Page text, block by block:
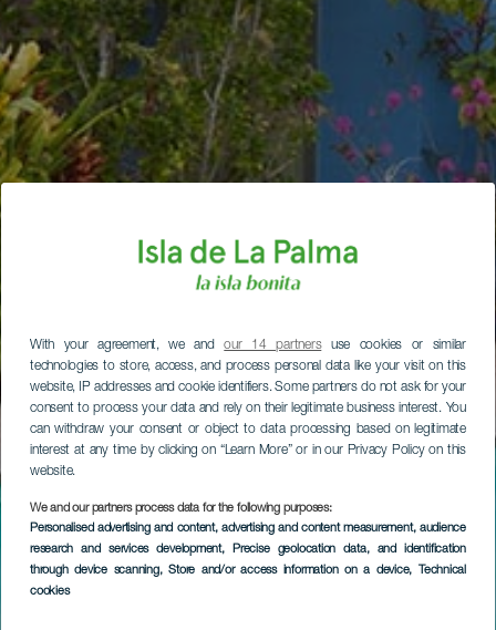
With your agreement, we andour 14 partnersuse cookies or similar
technologies to store, access, and process personal data like your visit on this
website, IP addresses and cookie identifiers. Some partners do not ask for your
consent to process your data and rely on their legitimate business interest. You
can withdraw your consent or object to data processing based on legitimate
interest at any time by clicking on “Learn More” or in our Privacy Policy on this
website.
We and our partners process data for the following purposes:
Personalised advertising and content, advertising and content measurement, audience
research and services development, Precise geolocation data, and identification
through device scanning, Store and/or access information on a device, Technical
cookies